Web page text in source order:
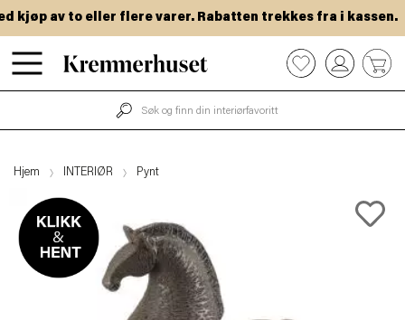
Hopp
til
kjøp av to eller flere varer. Rabatten trekkes fra i kassen.
0
Hjem INTERIØR Pynt